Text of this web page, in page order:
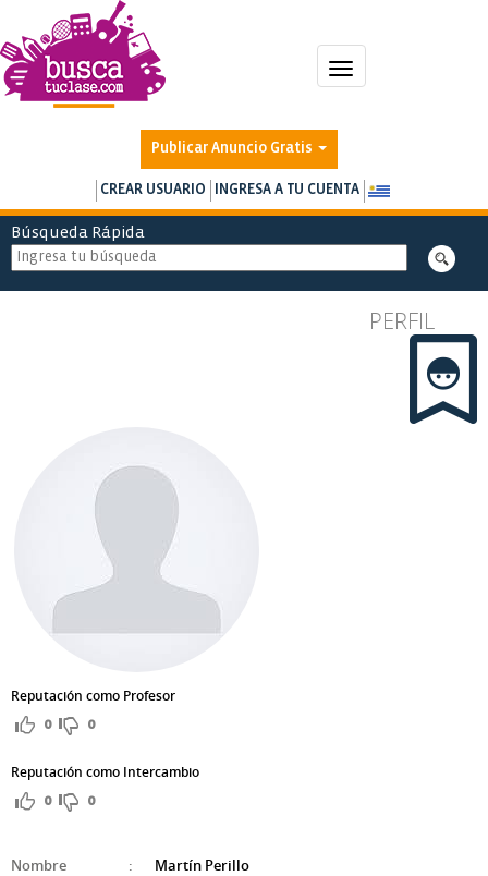
Toggle
navigation
Publicar Anuncio Gratis
CREAR USUARIO INGRESA A TU CUENTA
Búsqueda Rápida
PERFIL
Reputación como Profesor
0 0
Reputación como Intercambio
0 0
Nombre :
Martín Perillo